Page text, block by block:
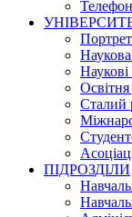
Наукова
Освітня
Сталий
ПІДРОЗДІЛИ